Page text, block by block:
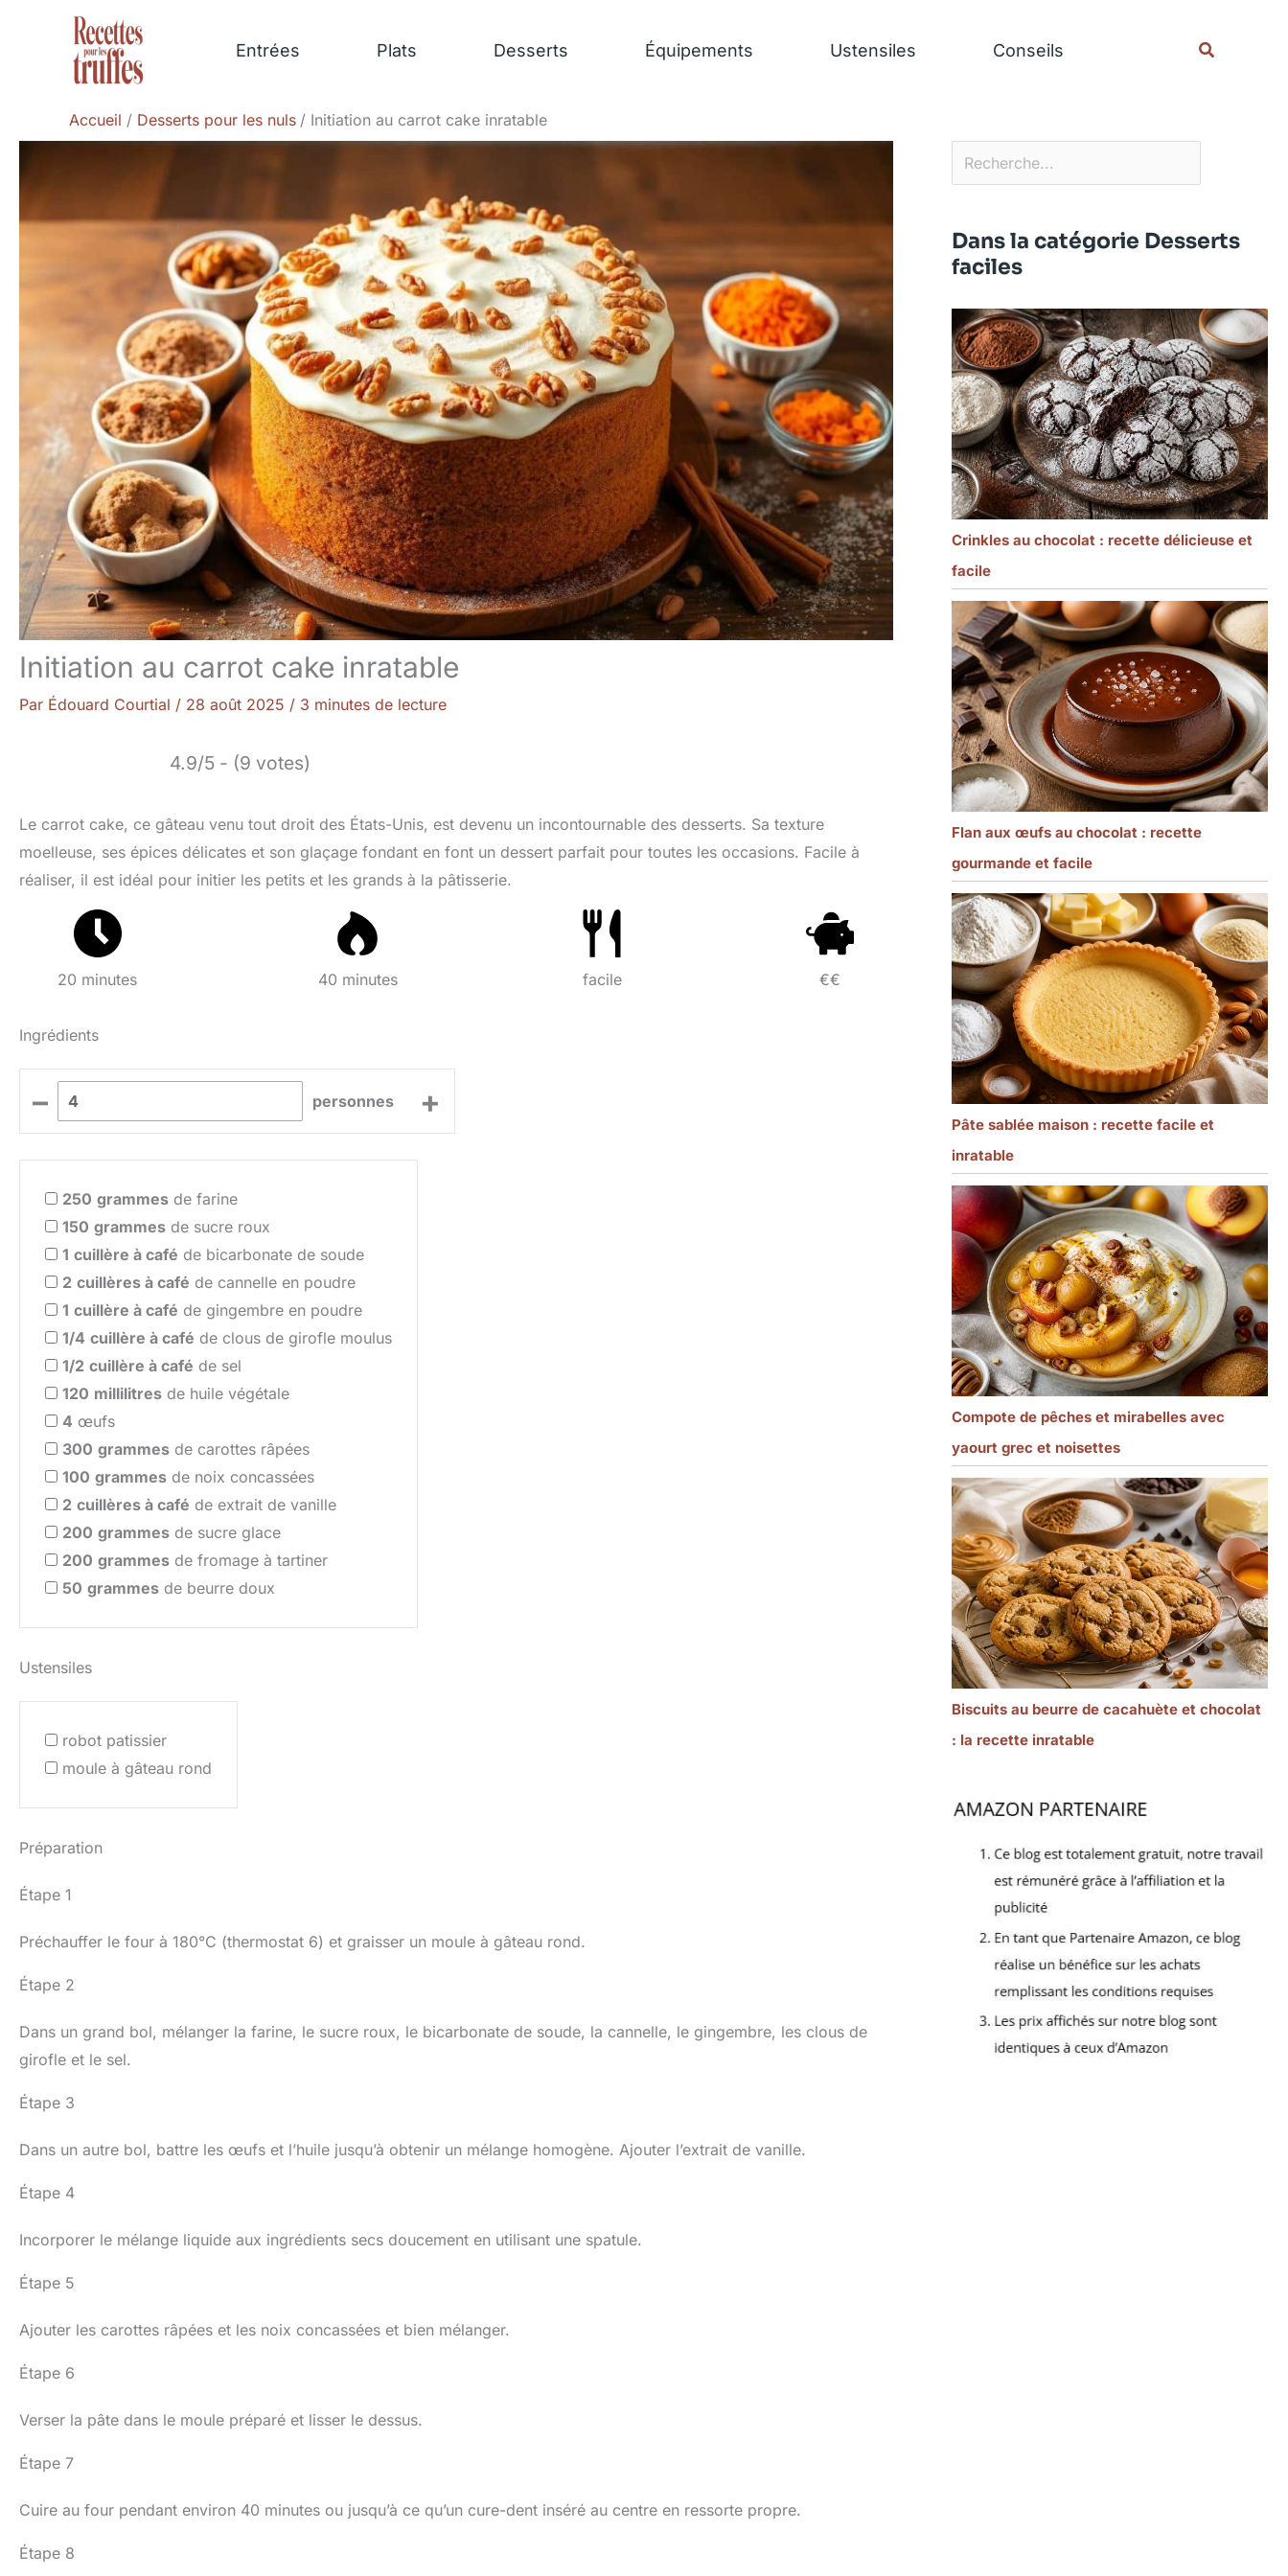
Entrées Plats Desserts Équipements Ustensiles Conseils
Accueil Desserts pour les nuls Initiation au carrot cake inratable
Initiation au carrot cake inratable
Par Édouard Courtial / 28 août 2025 / 3 minutes de lecture
4.9/5 - (9 votes)
Le carrot cake, ce gâteau venu tout droit des États-Unis, est devenu un incontournable des desserts. Sa texture
moelleuse, ses épices délicates et son glaçage fondant en font un dessert parfait pour toutes les occasions. Facile à
réaliser, il est idéal pour initier les petits et les grands à la pâtisserie.
20 minutes 40 minutes facile €€
Ingrédients
– personnes +
250 grammes de farine
150 grammes de sucre roux
1 cuillère à café de bicarbonate de soude
2 cuillères à café de cannelle en poudre
1 cuillère à café de gingembre en poudre
1/4 cuillère à café de clous de girofle moulus
1/2 cuillère à café de sel
120 millilitres de huile végétale
4 œufs
300 grammes de carottes râpées
100 grammes de noix concassées
2 cuillères à café de extrait de vanille
200 grammes de sucre glace
200 grammes de fromage à tartiner
50 grammes de beurre doux
Ustensiles
robot patissier
moule à gâteau rond
Préparation
Étape 1
Préchauffer le four à 180°C (thermostat 6) et graisser un moule à gâteau rond.
Étape 2
Dans un grand bol, mélanger la farine, le sucre roux, le bicarbonate de soude, la cannelle, le gingembre, les clous de
girofle et le sel.
Étape 3
Dans un autre bol, battre les œufs et l’huile jusqu’à obtenir un mélange homogène. Ajouter l’extrait de vanille.
Étape 4
Incorporer le mélange liquide aux ingrédients secs doucement en utilisant une spatule.
Étape 5
Ajouter les carottes râpées et les noix concassées et bien mélanger.
Étape 6
Verser la pâte dans le moule préparé et lisser le dessus.
Étape 7
Cuire au four pendant environ 40 minutes ou jusqu’à ce qu’un cure-dent inséré au centre en ressorte propre.
Étape 8
Dans la catégorie Desserts
faciles
Crinkles au chocolat : recette délicieuse et
facile
Flan aux œufs au chocolat : recette
gourmande et facile
Pâte sablée maison : recette facile et
inratable
Compote de pêches et mirabelles avec
yaourt grec et noisettes
Biscuits au beurre de cacahuète et chocolat
: la recette inratable